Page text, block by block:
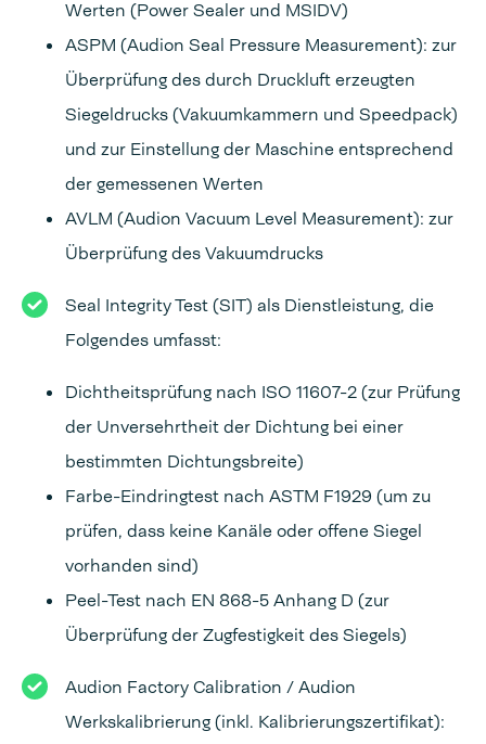
Werten (Power Sealer und MSIDV)
ASPM (Audion Seal Pressure Measurement): zur
Überprüfung des durch Druckluft erzeugten
Siegeldrucks (Vakuumkammern und Speedpack)
und zur Einstellung der Maschine entsprechend
der gemessenen Werten
AVLM (Audion Vacuum Level Measurement): zur
Überprüfung des Vakuumdrucks
Seal Integrity Test (SIT) als Dienstleistung, die
Folgendes umfasst:
Dichtheitsprüfung nach ISO 11607-2 (zur Prüfung
der Unversehrtheit der Dichtung bei einer
bestimmten Dichtungsbreite)
Farbe-Eindringtest nach ASTM F1929 (um zu
prüfen, dass keine Kanäle oder offene Siegel
vorhanden sind)
Peel-Test nach EN 868-5 Anhang D (zur
Überprüfung der Zugfestigkeit des Siegels)
Audion Factory Calibration / Audion
Werkskalibrierung (inkl. Kalibrierungszertifikat):